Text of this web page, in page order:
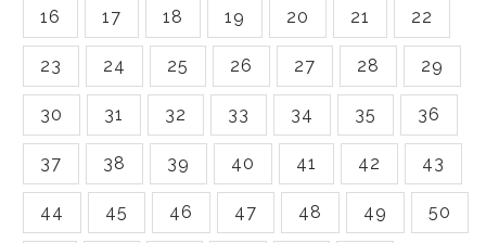
16 17 18 19 20 21 22
23 24 25 26 27 28 29
30 31 32 33 34 35 36
37 38 39 40 41 42 43
44 45 46 47 48 49 50